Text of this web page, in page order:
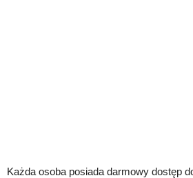
Każda osoba posiada darmowy dostęp